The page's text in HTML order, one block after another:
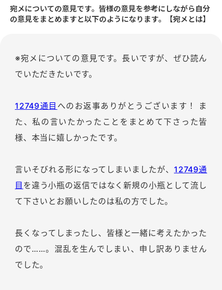
宛メについての意見です。皆様の意見を参考にしながら自分
の意見をまとめますと以下のようになります。【宛メとは】
※宛メについての意見です。長いですが、ぜひ読ん
でいただきたいです。
12749通目 へのお返事ありがとうございます！ ま
た、私の言いたかったことをまとめて下さった皆
様、本当に嬉しかったです。
言いそびれる形になってしまいましたが、 12749通
目 を違う小瓶の返信ではなく新規の小瓶として流し
て下さいとお願いしたのは私の方でした。
長くなってしまったし、皆様と一緒に考えたかった
ので……。混乱を生んでしまい、申し訳ありません
でした。